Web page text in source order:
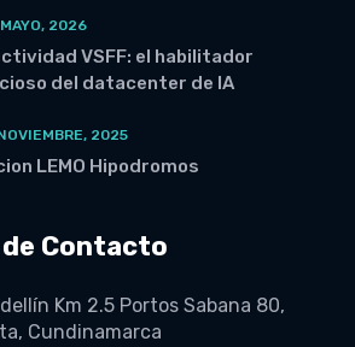
2026
VSFF: el habilitador
del datacenter de IA
2025
LEMO Hipodromos
Contacto
Km 2.5 Portos Sabana 80,
Cundinamarca